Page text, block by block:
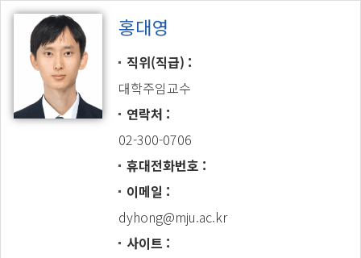
홍대영
직위(직급)
대학주임교수
연락처
02-300-0706
휴대전화번호
이메일
dyhong@mju.ac.kr
사이트